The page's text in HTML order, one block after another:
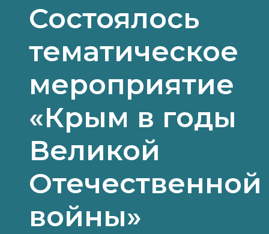
Состоялось
тематическое
мероприятие
«Крым в годы
Великой
Отечественной
войны»